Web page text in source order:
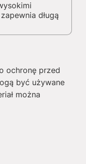
długą
ochronę przed
być używane
można